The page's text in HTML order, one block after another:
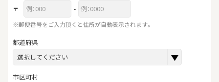
〒
-
※郵便番号をご入力頂くと住所が自動表示されます。
都道府県
市区町村